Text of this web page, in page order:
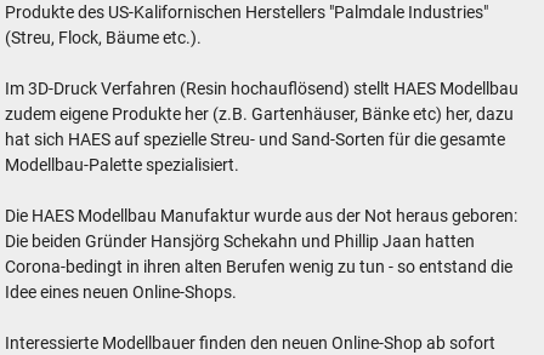
Produkte des US-Kalifornischen Herstellers "Palmdale Industries"
(Streu, Flock, Bäume etc.).
Im 3D-Druck Verfahren (Resin hochauflösend) stellt HAES Modellbau
zudem eigene Produkte her (z.B. Gartenhäuser, Bänke etc) her, dazu
hat sich HAES auf spezielle Streu- und Sand-Sorten für die gesamte
Modellbau-Palette spezialisiert.
Die HAES Modellbau Manufaktur wurde aus der Not heraus geboren:
Die beiden Gründer Hansjörg Schekahn und Phillip Jaan hatten
Corona-bedingt in ihren alten Berufen wenig zu tun - so entstand die
Idee eines neuen Online-Shops.
Interessierte Modellbauer finden den neuen Online-Shop ab sofort